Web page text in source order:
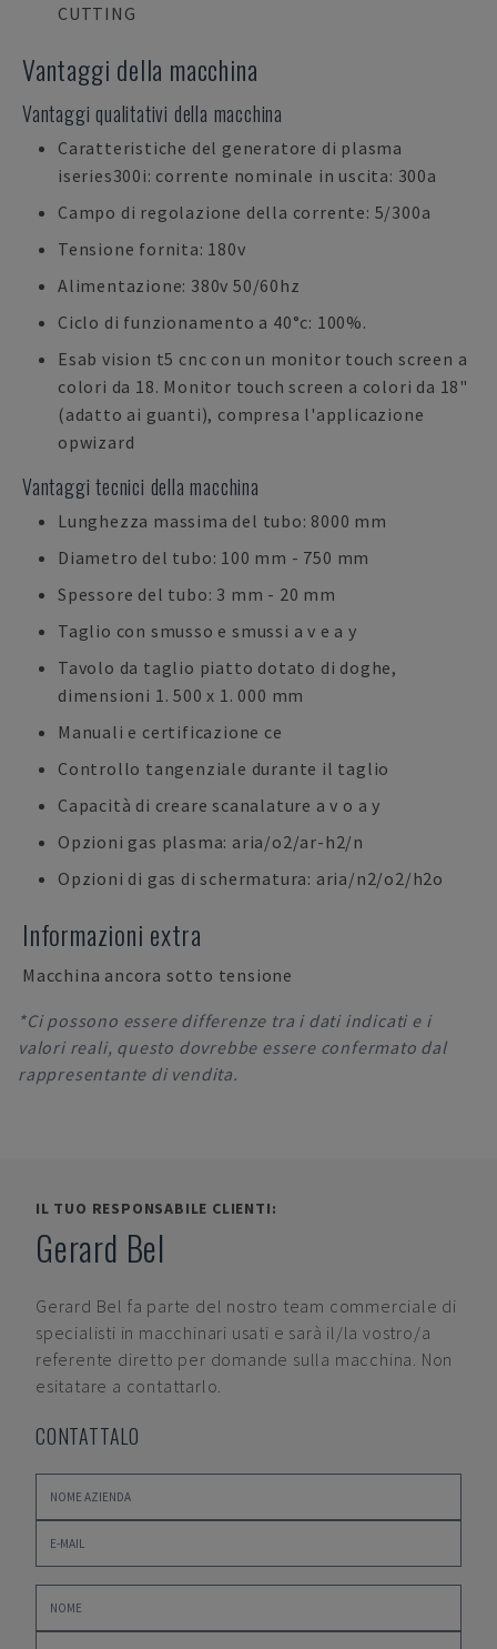
CUTTING
Vantaggi della macchina
Vantaggi qualitativi della macchina
Caratteristiche del generatore di plasma
iseries300i: corrente nominale in uscita: 300a
Campo di regolazione della corrente: 5/300a
Tensione fornita: 180v
Alimentazione: 380v 50/60hz
Ciclo di funzionamento a 40°c: 100%.
Esab vision t5 cnc con un monitor touch screen a
colori da 18. Monitor touch screen a colori da 18"
(adatto ai guanti), compresa l'applicazione
opwizard
Vantaggi tecnici della macchina
Lunghezza massima del tubo: 8000 mm
Diametro del tubo: 100 mm - 750 mm
Spessore del tubo: 3 mm - 20 mm
Taglio con smusso e smussi a v e a y
Tavolo da taglio piatto dotato di doghe,
dimensioni 1. 500 x 1. 000 mm
Manuali e certificazione ce
Controllo tangenziale durante il taglio
Capacità di creare scanalature a v o a y
Opzioni gas plasma: aria/o2/ar-h2/n
Opzioni di gas di schermatura: aria/n2/o2/h2o
Informazioni extra
Macchina ancora sotto tensione
*Ci possono essere differenze tra i dati indicati e i
valori reali, questo dovrebbe essere confermato dal
rappresentante di vendita.
IL TUO RESPONSABILE CLIENTI:
Gerard Bel
Gerard Bel fa parte del nostro team commerciale di
specialisti in macchinari usati e sarà il/la vostro/a
referente diretto per domande sulla macchina. Non
esitatare a contattarlo.
CONTATTALO